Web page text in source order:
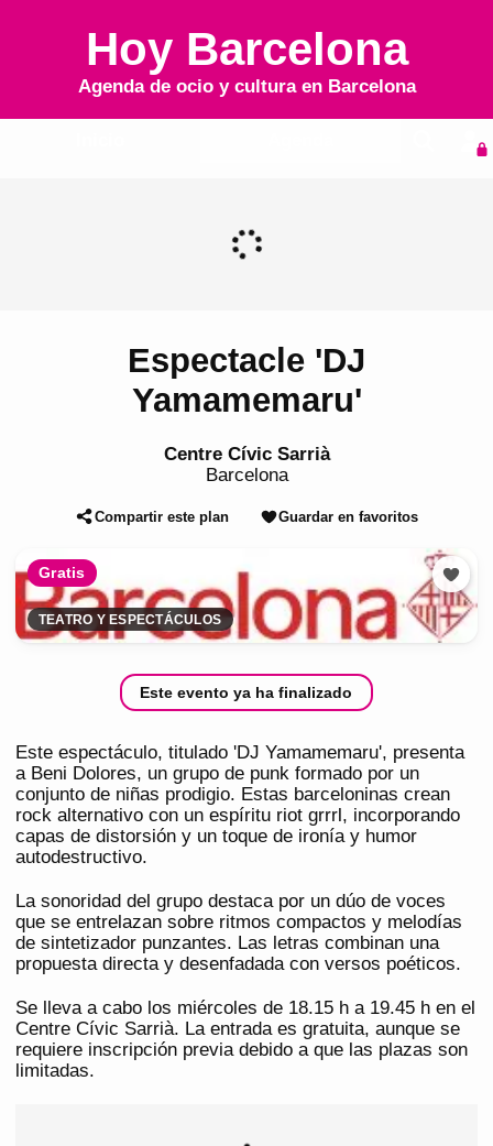
Hoy Barcelona
Agenda de ocio y cultura en Barcelona
Espectacle 'DJ
Yamamemaru'
Centre Cívic Sarrià
Barcelona
Compartir este plan Guardar en favoritos
Gratis
TEATRO Y ESPECTÁCULOS
Este evento ya ha finalizado
Este espectáculo, titulado 'DJ Yamamemaru', presenta
a Beni Dolores, un grupo de punk formado por un
conjunto de niñas prodigio. Estas barceloninas crean
rock alternativo con un espíritu riot grrrl, incorporando
capas de distorsión y un toque de ironía y humor
autodestructivo.
La sonoridad del grupo destaca por un dúo de voces
que se entrelazan sobre ritmos compactos y melodías
de sintetizador punzantes. Las letras combinan una
propuesta directa y desenfadada con versos poéticos.
Se lleva a cabo los miércoles de 18.15 h a 19.45 h en el
Centre Cívic Sarrià. La entrada es gratuita, aunque se
requiere inscripción previa debido a que las plazas son
limitadas.